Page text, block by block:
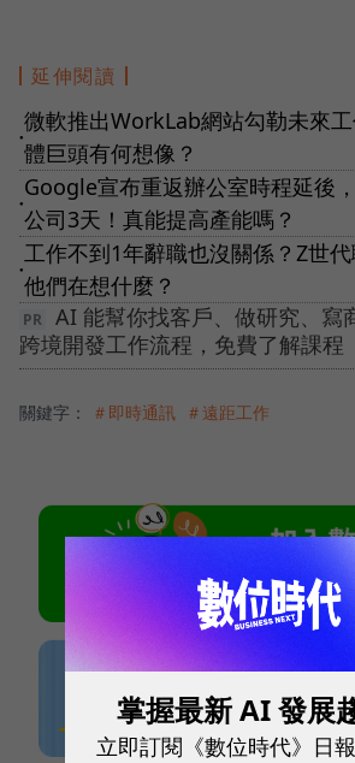
延伸閱讀
●
微軟推出WorkLab網站勾勒未來
體巨頭有何想像？
●
Google宣布重返辦公室時程延後
公司3天！真能提高產能嗎？
●
工作不到1年辭職也沒關係？Z世
他們在想什麼？
AI 能幫你找客戶、做研究、寫
跨境開發工作流程，免費了解課程
關鍵字： ＃即時通訊 ＃遠距工作
掌握最新 AI 發展
立即訂閱《數位時代》日